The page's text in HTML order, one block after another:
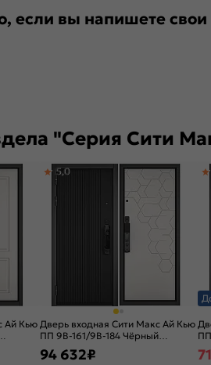
вы напишете свои
"Серия Сити
Ай Кью
замка
Дверь входная Сити Макс Ай Кью
ПП 9B-161/9B-184 Чёрный
матовый/Белый матовый, 2 замка
5,0
94 632₽